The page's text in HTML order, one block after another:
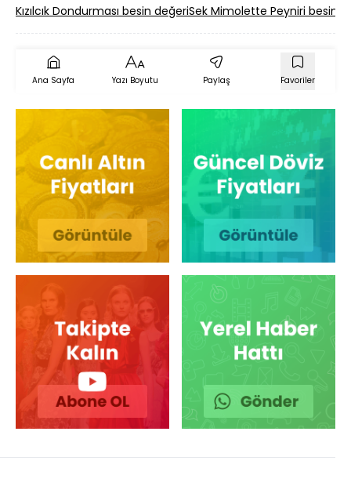
Kızılcık Dondurması besin değeriSek Mimolette Peyniri besin
Ana Sayfa Yazı Boyutu Paylaş Favoriler